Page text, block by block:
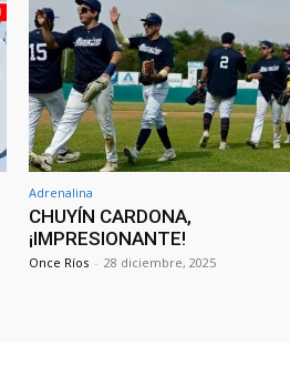
Adrenalina
CHUYÍN CARDONA,
¡IMPRESIONANTE!
Once Ríos - 28 diciembre, 2025